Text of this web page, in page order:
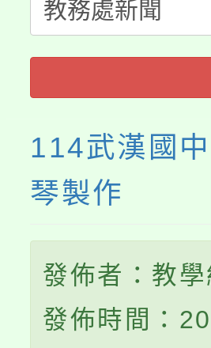
程，歡迎學
心理、諮商
縣市「校園
門員」簡章
踴躍報名參
114武漢國
琴製作
發佈者：教學
發佈時間：